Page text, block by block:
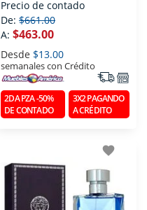
Precio de contado
De: $661.00
A: $463.00
Desde $13.00
semanales con Crédito
2DA PZA -50%
DE CONTADO
3X2 PAGANDO
A CRÉDITO
favorite